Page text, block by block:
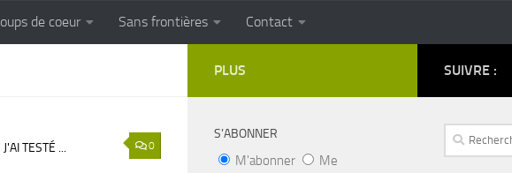
Cuisine populaire des terroirs
de coeur Sans frontières Contact
0
J'AI TESTÉ ...
SUIVRE :
Rechercher :
PLUS
S’ABONNER
M'abonner
Me